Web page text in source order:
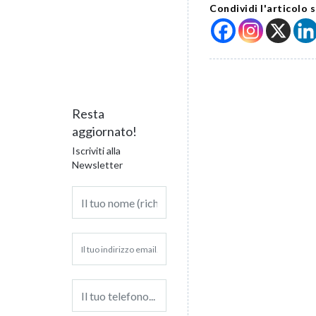
Resta
aggiornato!
Iscriviti alla
Newsletter
Condividi l'articolo